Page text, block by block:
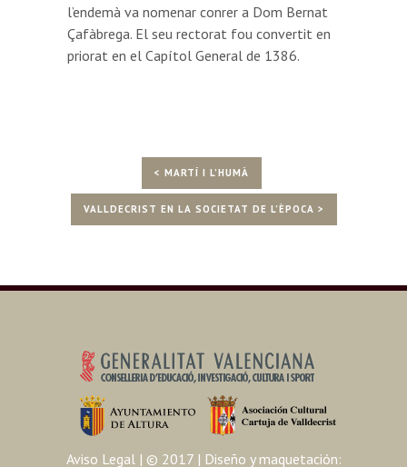
l’endemà va nomenar conrer a Dom Bernat
Çafàbrega. El seu rectorat fou convertit en
priorat en el Capítol General de 1386.
< MARTÍ I L’HUMÀ
VALLDECRIST EN LA SOCIETAT DE L’ÈPOCA >
Aviso Legal| © 2017 | Diseño y maquetación: